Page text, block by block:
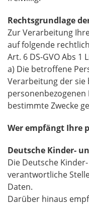
Rechtsgrundlage
Zur Verarbeitung
auf folgende
Art. 6 DS-GVO Abs 1
a) Die betroffene
Verarbeitung der sie
bestimmte Zwecke
Wer empfängt Ihre
Deutsche Kinder-
Die Deutsche
verantwortliche
Daten.
Darüber hinaus